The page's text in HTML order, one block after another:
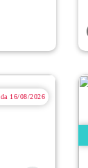
16/08/2026